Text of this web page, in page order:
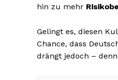
hin zu mehr
Gelingt es, diesen
Chance, dass
drängt jedoch –